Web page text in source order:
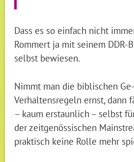
Dass es so einfach nicht
Rommert ja mit seinem DDR-
selbst bewiesen.
Nimmt man die biblischen
Verhaltensregeln ernst, dann
– kaum erstaunlich – selbst
der zeitgenössischen
praktisch keine Rolle mehr